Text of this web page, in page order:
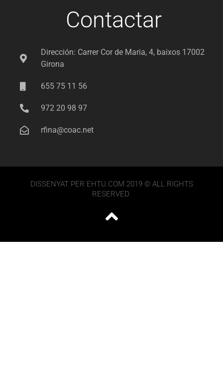
Contactar
Dirección: Carrer Cor de Maria, 4, baixos 17002
Girona
655 75 11 56
972 20 98 97
rfina@coac.net
DISSENYAT PER EHTU.COM 2019 © ALL RIGHTS
RESERVED.